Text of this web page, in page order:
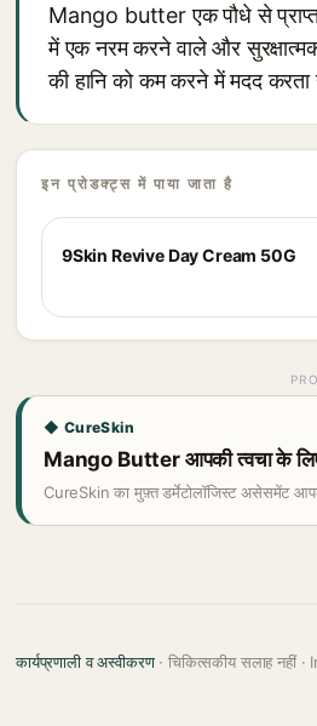
Mango butter एक पौधे से
में एक नरम करने वाले और
की हानि को कम करने में मदद करता
इन प्रोडक्ट्स में पाया जाता है
9Skin Revive Day Cream 50G
◆ CureSkin
Mango Butter आपकी त्वचा के
CureSkin का मुफ़्त डर्मेटोलॉजिस्ट असेसमेंट
कार्यप्रणाली व अस्वीकरण· चिकित्सकीय सलाह